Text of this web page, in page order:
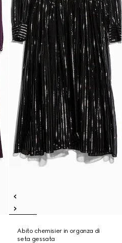
Abito chemisier in organza di
seta gessata